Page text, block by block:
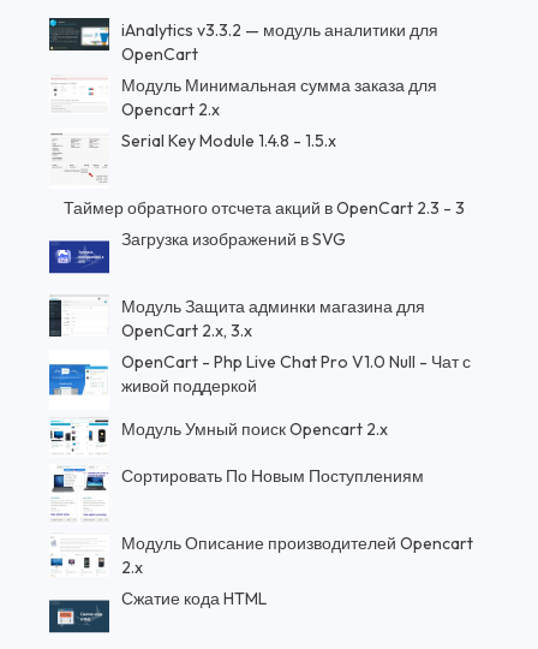
iAnalytics v3.3.2 — модуль аналитики для
OpenCart
Модуль Минимальная сумма заказа для
Opencart 2.x
Serial Key Module 1.4.8 - 1.5.x
Таймер обратного отсчета акций в OpenCart 2.3 - 3
Загрузка изображений в SVG
Модуль Защита админки магазина для
OpenCart 2.x, 3.x
OpenCart - Php Live Chat Pro V1.0 Null - Чат с
живой поддеркой
Модуль Умный поиск Opencart 2.x
Сортировать По Новым Поступлениям
Модуль Описание производителей Opencart
2.x
Сжатие кода HTML